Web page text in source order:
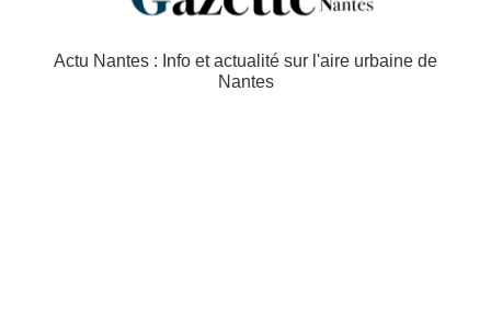
Actu Nantes : Info et actualité sur l'aire urbaine de
Nantes